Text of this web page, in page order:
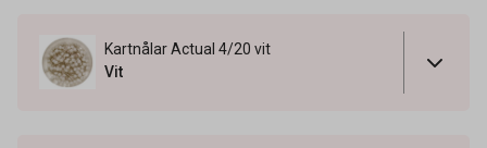
Kartnålar Actual 4/20 vit
Vit